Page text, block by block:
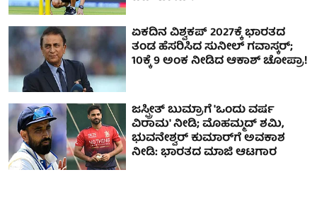
ಏಕದಿನ ವಿಶ್ವಕಪ್‌ 2027ಕ್ಕೆ ಭಾರತದ
ತಂಡ ಹೆಸರಿಸಿದ ಸುನೀಲ್ ಗವಾಸ್ಕರ್;
10ಕ್ಕೆ 9 ಅಂಕ ನೀಡಿದ ಆಕಾಶ್ ಚೋಪ್ರಾ!
ಜಸ್ಪ್ರೀತ್ ಬುಮ್ರಾಗೆ 'ಒಂದು ವರ್ಷ
ವಿರಾಮ' ನೀಡಿ; ಮೊಹಮ್ಮದ್ ಶಮಿ,
ಭುವನೇಶ್ವರ್ ಕುಮಾರ್‌ಗೆ ಅವಕಾಶ
ನೀಡಿ: ಭಾರತದ ಮಾಜಿ ಆಟಗಾರ